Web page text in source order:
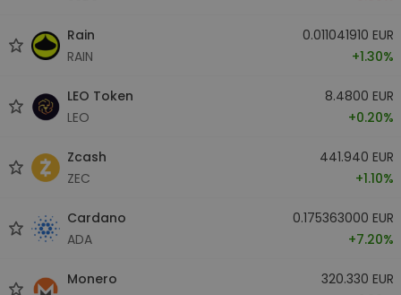
Rain
RAIN
0.011041910 EUR
+1.30%
LEO Token
LEO
8.4800 EUR
+0.20%
Zcash
ZEC
441.940 EUR
+1.10%
Cardano
ADA
0.175363000 EUR
+7.20%
Monero
320.330 EUR